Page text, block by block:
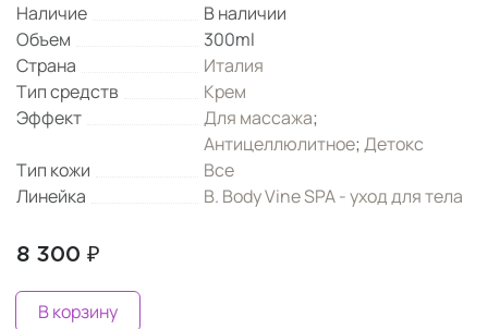
Наличие
В наличии
Объем
300ml
Страна
Италия
Тип средств
Крем
Эффект
Для массажа;
Антицеллюлитное;Детокс
Тип кожи
Все
Линейка
B. Body Vine SPA - уход для тела
8 300 ₽
В корзину